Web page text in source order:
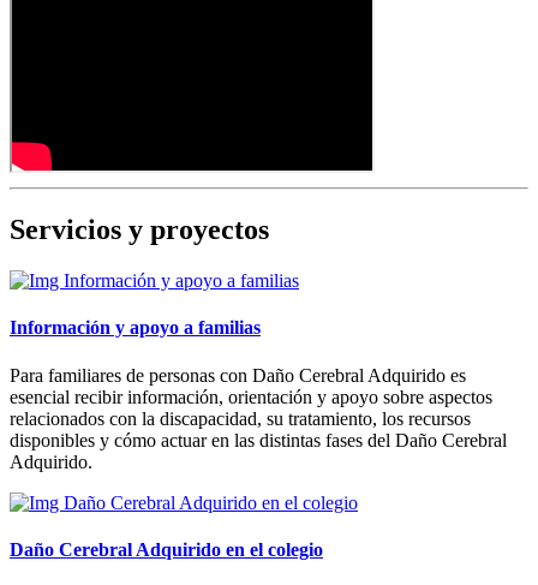
Servicios y proyectos
Información y apoyo a familias
Para familiares de personas con Daño Cerebral Adquirido es
esencial recibir información, orientación y apoyo sobre aspectos
relacionados con la discapacidad, su tratamiento, los recursos
disponibles y cómo actuar en las distintas fases del Daño Cerebral
Adquirido.
Daño Cerebral Adquirido en el colegio